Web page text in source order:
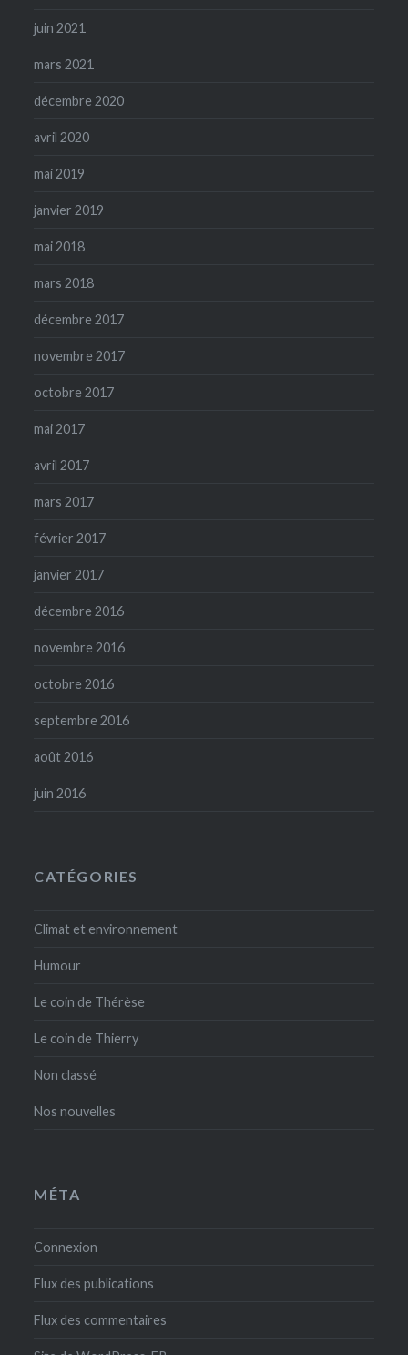
juin 2021
mars 2021
décembre 2020
avril 2020
mai 2019
janvier 2019
mai 2018
mars 2018
décembre 2017
novembre 2017
octobre 2017
mai 2017
avril 2017
mars 2017
février 2017
janvier 2017
décembre 2016
novembre 2016
octobre 2016
septembre 2016
août 2016
juin 2016
CATÉGORIES
Climat et environnement
Humour
Le coin de Thérèse
Le coin de Thierry
Non classé
Nos nouvelles
MÉTA
Connexion
Flux des publications
Flux des commentaires